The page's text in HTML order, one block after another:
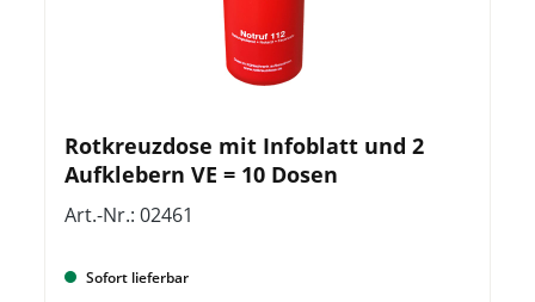
Rotkreuzdose mit Infoblatt und 2
Aufklebern VE = 10 Dosen
Art.-Nr.: 02461
Sofort lieferbar